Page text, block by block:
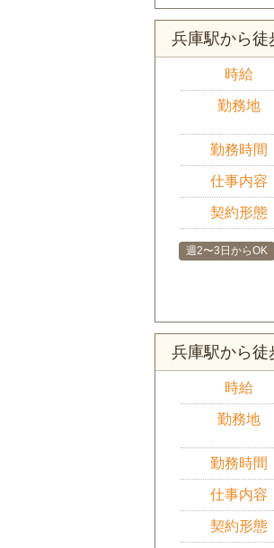
兵庫駅から徒
時給
勤務地
勤務時間
仕事内容
契約形態
週2〜3日からOK
兵庫駅から徒
時給
勤務地
勤務時間
仕事内容
契約形態